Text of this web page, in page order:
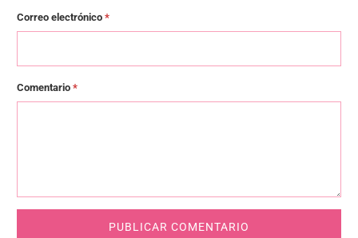
Correo electrónico*
Comentario*